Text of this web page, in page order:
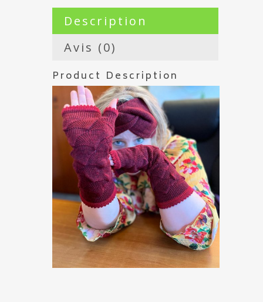
Description
Avis (0)
Product Description